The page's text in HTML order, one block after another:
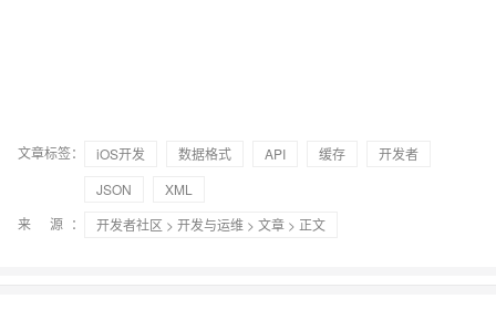
文章标签： iOS开发 数据格式 API 缓存
开发者
JSON
XML
来 源：
开发者社区 > 开发与运维 > 文章 > 正文